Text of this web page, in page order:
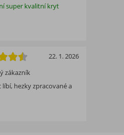
super kvalitní kryt
zákazník
22. 1. 2026
hezky zpracované a